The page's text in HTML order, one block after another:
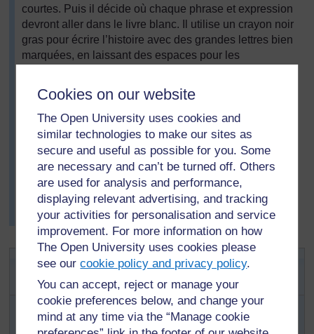
Cookies on our website
The Open University uses cookies and
similar technologies to make our sites as
secure and useful as possible for you. Some
are necessary and can’t be turned off. Others
are used for analysis and performance,
displaying relevant advertising, and tracking
your activities for personalisation and service
improvement. For more information on how
The Open University uses cookies please
see ourcookie policy and privacy policy.
You can accept, reject or manage your
cookie preferences below, and change your
mind at any time via the “Manage cookie
courtes. Puis il décide où chaque phrase et expression
devront aller dans le livre blanc. Il utilise un crayon noir
gras pour écrire l’histoire avec des grandes lettres bien
marquées, en laissant des espaces pour les
En classe, il met le livre de manière à ce que tous les
du genre d’images qui pourraient être placées sur
chaque page. Il donne des morceaux de papier à
chaque groupe de deux élèves et deux paires d’entre
eux illustrent chacune des 15 pages.
Il demande aux élèves de trouver la page appropriée
pour chaque image et il les aide à les coller dans le
livre.
Activité 2: Rédiger les premiers
brouillons et planifier les livres
Demandez aux élèves par groupe de quatre de lire
les premiers brouillons de leurs histoires (ceux